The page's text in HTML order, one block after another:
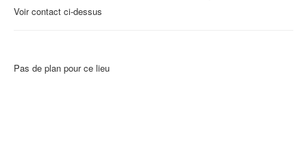
Voir contact ci-dessus
Pas de plan pour ce lieu